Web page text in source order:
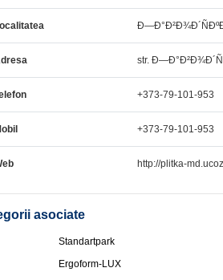
str.
+373-79-101-953
+373-79-101-953
http://plitka-
asociate
Standartpark
Ergoform-LUX